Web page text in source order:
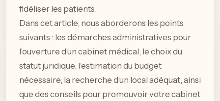
fidéliser les patients.
Dans cet article, nous aborderons les points
suivants : les démarches administratives pour
l’ouverture d’un cabinet médical, le choix du
statut juridique, l’estimation du budget
nécessaire, la recherche d’un local adéquat, ainsi
que des conseils pour promouvoir votre cabinet